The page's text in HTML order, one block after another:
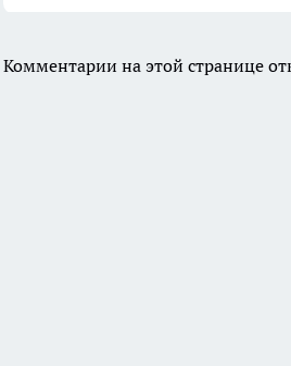
Комментарии на этой странице